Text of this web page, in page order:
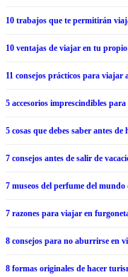
10 trabajos que te permitirán
10 ventajas de viajar en tu propio
11 consejos prácticos para viajar
5 accesorios imprescindibles
5 cosas que debes saber antes
7 consejos antes de salir de
7 museos del perfume del mundo
7 razones para viajar en
8 consejos para no aburrirse en
8 formas originales de hacer